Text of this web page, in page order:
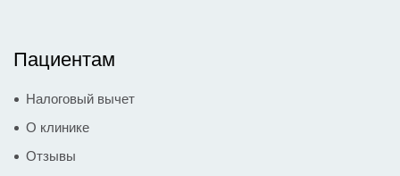
Пациентам
Налоговый вычет
О клинике
Отзывы